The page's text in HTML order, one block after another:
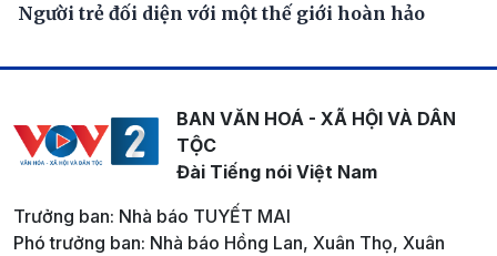
Người trẻ đối diện với một thế giới hoàn hảo
BAN VĂN HOÁ - XÃ HỘI VÀ DÂN
TỘC
Đài Tiếng nói Việt Nam
Trưởng ban: Nhà báo TUYẾT MAI
Phó trưởng ban: Nhà báo Hồng Lan, Xuân Thọ, Xuân